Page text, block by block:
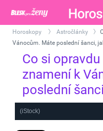
Horoskopy Astročlánky
Vánocům. Máte poslední šanci,
Co si
znamení k
poslední
(iStock)